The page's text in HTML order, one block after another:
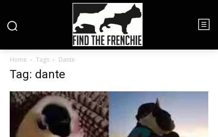
Home Tags Dante
Tag: dante